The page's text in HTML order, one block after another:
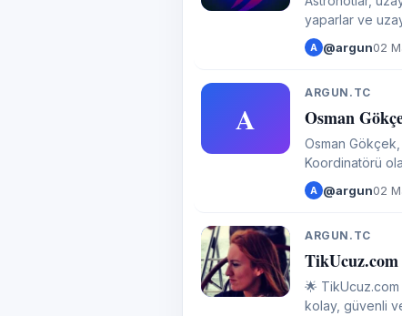
yaparlar ve
Uzayda hayatın
A @argun02
A
ARGUN.TC
Osman
Osman
Koordinatörü
dönem
A @argun02
A
ARGUN.TC
TikUcuz.com
🌟 TikUcuz.com
kolay, güvenli ve keyifli! %100 kapıda ödeme sistemi, yani siparişiniz elinize